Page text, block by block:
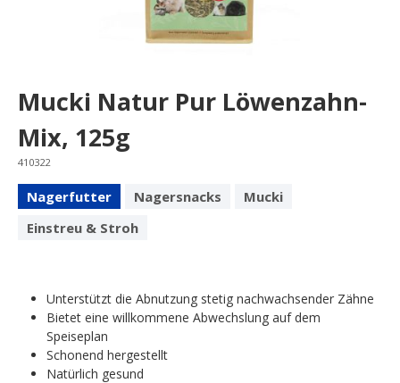
Mucki Natur Pur Löwenzahn-
Mix, 125g
410322
Nagerfutter Nagersnacks
Mucki
Einstreu & Stroh
Unterstützt die Abnutzung stetig nachwachsender Zähne
Bietet eine willkommene Abwechslung auf dem
Speiseplan
Schonend hergestellt
Natürlich gesund